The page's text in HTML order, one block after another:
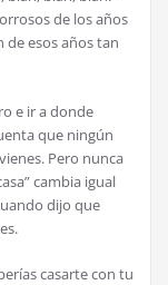
de los años
de esos años tan
e ir a donde
que ningún
Pero nunca
cambia igual
dijo que
casarte con tu